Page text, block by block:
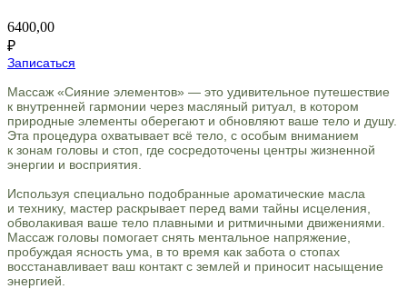
6400,00
₽
Записаться
Массаж «Сияние элементов» — это удивительное путешествие
к внутренней гармонии через масляный ритуал, в котором
природные элементы оберегают и обновляют ваше тело и душу.
Эта процедура охватывает всё тело, с особым вниманием
к зонам головы и стоп, где сосредоточены центры жизненной
энергии и восприятия.
Используя специально подобранные ароматические масла
и технику, мастер раскрывает перед вами тайны исцеления,
обволакивая ваше тело плавными и ритмичными движениями.
Массаж головы помогает снять ментальное напряжение,
пробуждая ясность ума, в то время как забота о стопах
восстанавливает ваш контакт с землей и приносит насыщение
энергией.